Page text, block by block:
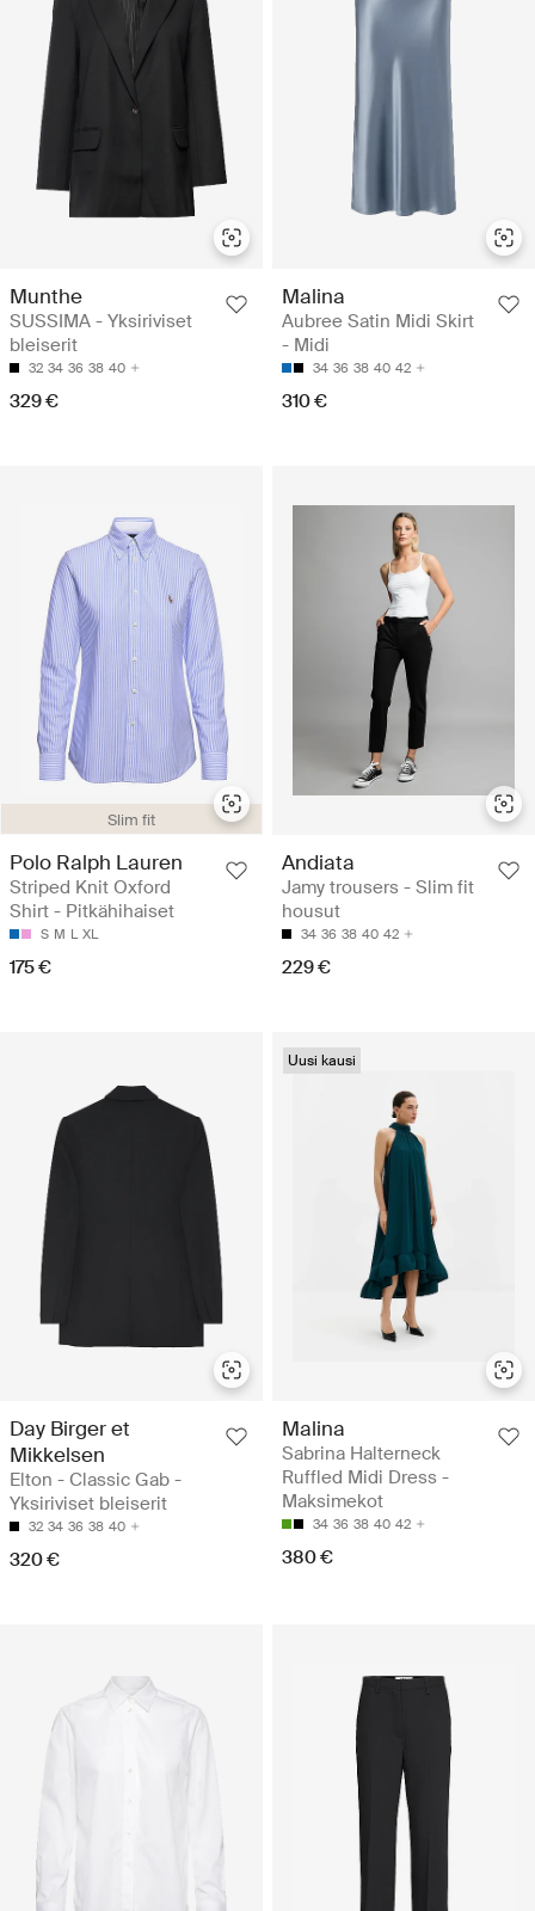
Munthe
SUSSIMA - Yksiriviset
bleiserit
32 34 36 38 40
329 €
Malina
Aubree Satin Midi Skirt
- Midi
34 36 38 40 42
310 €
Slim fit
Polo Ralph Lauren
Striped Knit Oxford
Shirt - Pitkähihaiset
S M L XL
175 €
Andiata
Jamy trousers - Slim fit
housut
34 36 38 40 42
229 €
Day Birger et
Mikkelsen
Elton - Classic Gab -
Yksiriviset bleiserit
32 34 36 38 40
320 €
Uusi kausi
Malina
Sabrina Halterneck
Ruffled Midi Dress -
Maksimekot
34 36 38 40 42
380 €